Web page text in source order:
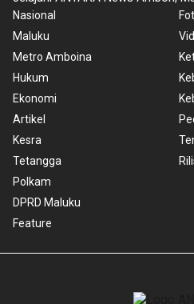
Nasional
Maluku
Metro Amboina
Hukum
Ekonomi
Artikel
Kesra
Tetangga
Polkam
DPRD Maluku
Feature